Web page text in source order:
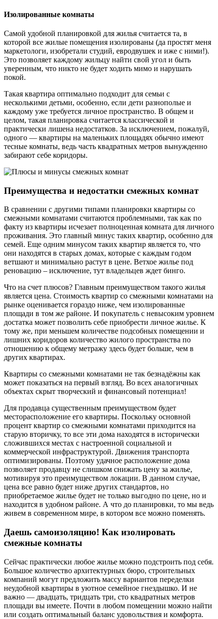
Изолированные комнаты
Самой удобной планировкой для жилья считается та, в
которой все жилые помещения изолированы (да простят меня
маркетологи, изобретали студий, евродвушек и иже с ними!).
Это позволяет каждому жильцу найти свой угол и быть
уверенным, что никто не будет ходить мимо и нарушать
покой.
Такая квартира оптимально подходит для семьи с
несколькими детьми, особенно, если дети разнополые и
каждому уже требуется личное пространство. В общем и
целом, такая планировка считается классической и
практически лишена недостатков. За исключением, пожалуй,
одного — квартиры на маленьких площадях обычно имеют
тесные комнаты, ведь часть квадратных метров вынужденно
забирают себе коридоры.
Преимущества и недостатки смежных комнат
В сравнении с другими типами планировки квартиры со
смежными комнатами считаются проблемными, так как по
факту из квартиры исчезает полноценная комната для личного
проживания. Это главный минус таких квартир, особенно для
семей. Еще одним минусом таких квартир является то, что
они находятся в старых домах, которые с каждым годом
ветшают и минимально растут в цене. Ветхое жилье под
реновацию – исключение, тут владельцев ждет бинго.
Что на счет плюсов? Главным преимуществом такого жилья
является цена. Стоимость квартир со смежными комнатами на
рынке оценивается гораздо ниже, чем изолированные
площади в том же районе. И покупатель с невысоким уровнем
достатка может позволить себе приобрести личное жилье. К
тому же, при меньшем количестве подсобных помещении и
лишних коридоров количество жилого пространства по
отношению к общему метражу здесь будет больше, чем в
других квартирах.
Квартиры со смежными комнатами не так безнадёжны как
может показаться на первый взгляд. Во всех аналогичных
объектах скрыт творческий и финансовый потенциал!
Для продавца существенным преимуществом будет
месторасположение его квартиры. Поскольку основной
процент квартир со смежными комнатами приходится на
старую вторичку, то все эти дома находятся в исторически
сложившихся местах с настроенной социальной и
коммерческой инфраструктурой. Движения транспорта
оптимизированы. Поэтому удачное расположение дома
позволяет продавцу не слишком снижать цену за жилье,
мотивируя это преимуществом локации. В данном случае,
цена все равно будет ниже других стандартов, но
приобретаемое жилье будет не только выгодно по цене, но и
находится в удобном районе. А что до планировки, то мы ведь
живем в современном мире, в котором все можно поменять.
Даешь самоизоляцию! Как изолировать
смежные комнаты
Сейчас практически любое жилье можно подстроить под себя.
Большое количество архитектурных бюро, строительных
компаний могут предложить массу вариантов переделки
неудобной квартиры в уютное семейное гнездышко. И не
важно — двадцать, тридцать три, сто квадратных метров
площади вы имеете. Почти в любом помещении можно найти
или создать оптимальный баланс удовольствия и комфорта.